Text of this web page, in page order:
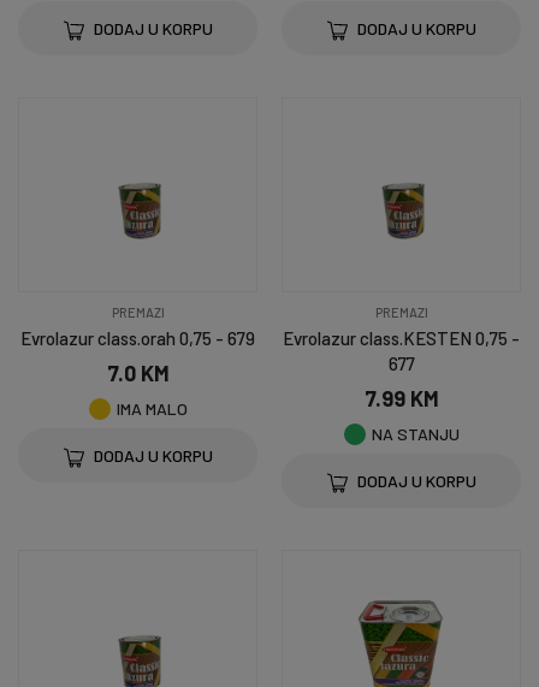
DODAJ U KORPU DODAJ U KORPU
PREMAZI
Evrolazur class.orah 0,75 - 679
7.0 KM
IMA MALO
DODAJ U KORPU
PREMAZI
Evrolazur class.KESTEN 0,75 -
677
7.99 KM
NA STANJU
DODAJ U KORPU